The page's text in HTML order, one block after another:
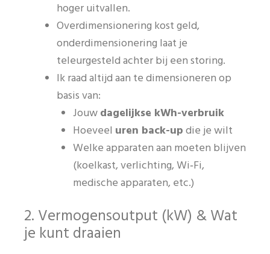
hoger uitvallen.
Overdimensionering kost geld,
onderdimensionering laat je
teleurgesteld achter bij een storing.
Ik raad altijd aan te dimensioneren op
basis van:
Jouwdagelijkse kWh-verbruik
Hoeveel uren back-updie je wilt
Welke apparaten aan moeten blijven
(koelkast, verlichting, Wi‑Fi,
medische apparaten, etc.)
2. Vermogensoutput (kW) & Wat
je kunt draaien